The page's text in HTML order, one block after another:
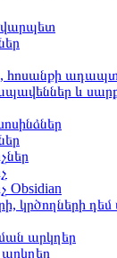
վարպետ
հոսանքի
և
Obsidian
կրծողների դեմ
արկղեր